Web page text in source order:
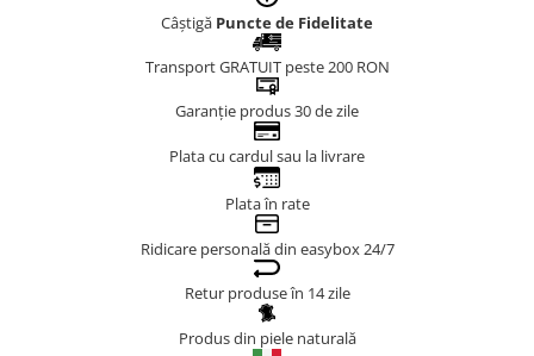
Câștigă Puncte de Fidelitate
Transport GRATUIT peste 200 RON
Garanție produs 30 de zile
Plata cu cardul sau la livrare
Plata în rate
Ridicare personală din easybox 24/7
Retur produse în 14 zile
Produs din piele naturală